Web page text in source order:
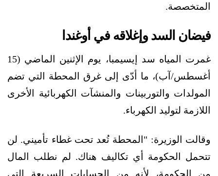
المتخصصة.
فيضان السد وإغلاقه في أوغندا
غمرت المياه سد إيسيمبا، يوم الإثنين الماضي (15
أغسطس/آب)، ما أدّى إلى غرق المحطة التي تضم
المولدات والتوربينات والمنشآت الكهربائية الأخرى
اللازمة لتوليد الكهرباء.
وقالت الوزيرة: "المحطة تُعد تحت غطاء تأميني. لن
تتحمل الحكومة أي تكاليف هناك. لم نطلب المال
من الحكومة، لأنه من الحسابات السريعة التي